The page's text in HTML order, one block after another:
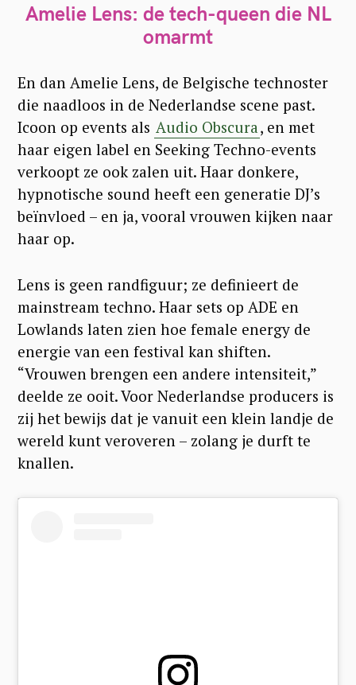
Amelie Lens: de tech-queen die NL
omarmt
En dan Amelie Lens, de Belgische technoster
die naadloos in de Nederlandse scene past.
Icoon op events als Audio Obscura, en met
haar eigen label en Seeking Techno-events
verkoopt ze ook zalen uit. Haar donkere,
hypnotische sound heeft een generatie DJ’s
beïnvloed – en ja, vooral vrouwen kijken naar
haar op.
Lens is geen randfiguur; ze definieert de
mainstream techno. Haar sets op ADE en
Lowlands laten zien hoe female energy de
energie van een festival kan shiften.
“Vrouwen brengen een andere intensiteit,”
deelde ze ooit. Voor Nederlandse producers is
zij het bewijs dat je vanuit een klein landje de
wereld kunt veroveren – zolang je durft te
knallen.